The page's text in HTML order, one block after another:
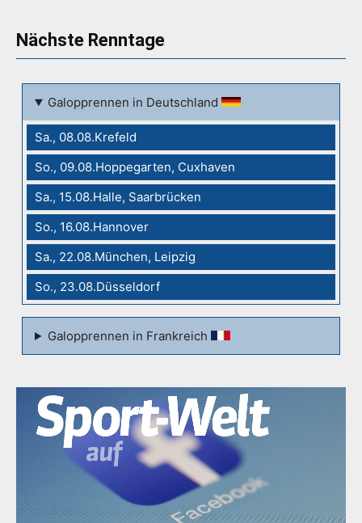
Nächste Renntage
Galopprennen in Deutschland
Sa., 08.08.Krefeld
So., 09.08.Hoppegarten, Cuxhaven
Sa., 15.08.Halle, Saarbrücken
So., 16.08.Hannover
Sa., 22.08.München, Leipzig
So., 23.08.Düsseldorf
Galopprennen in Frankreich